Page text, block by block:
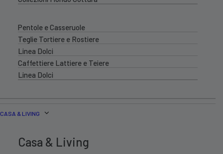
Pentole e Casseruole
Teglie Tortiere e Rostiere
Linea Dolci
Caffettiere Lattiere e Teiere
Linea Dolci
CASA & LIVING
Casa & Living